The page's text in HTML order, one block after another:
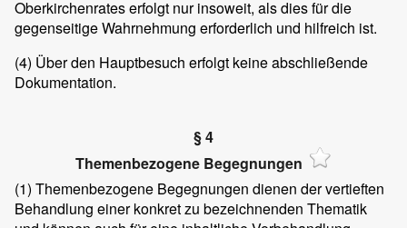
Oberkirchenrates erfolgt nur insoweit, als dies für die
gegenseitige Wahrnehmung erforderlich und hilfreich ist.
(4) Über den Hauptbesuch erfolgt keine abschließende
Dokumentation.
§ 4
Themenbezogene Begegnungen
(1) Themenbezogene Begegnungen dienen der vertieften
Behandlung einer konkret zu bezeichnenden Thematik